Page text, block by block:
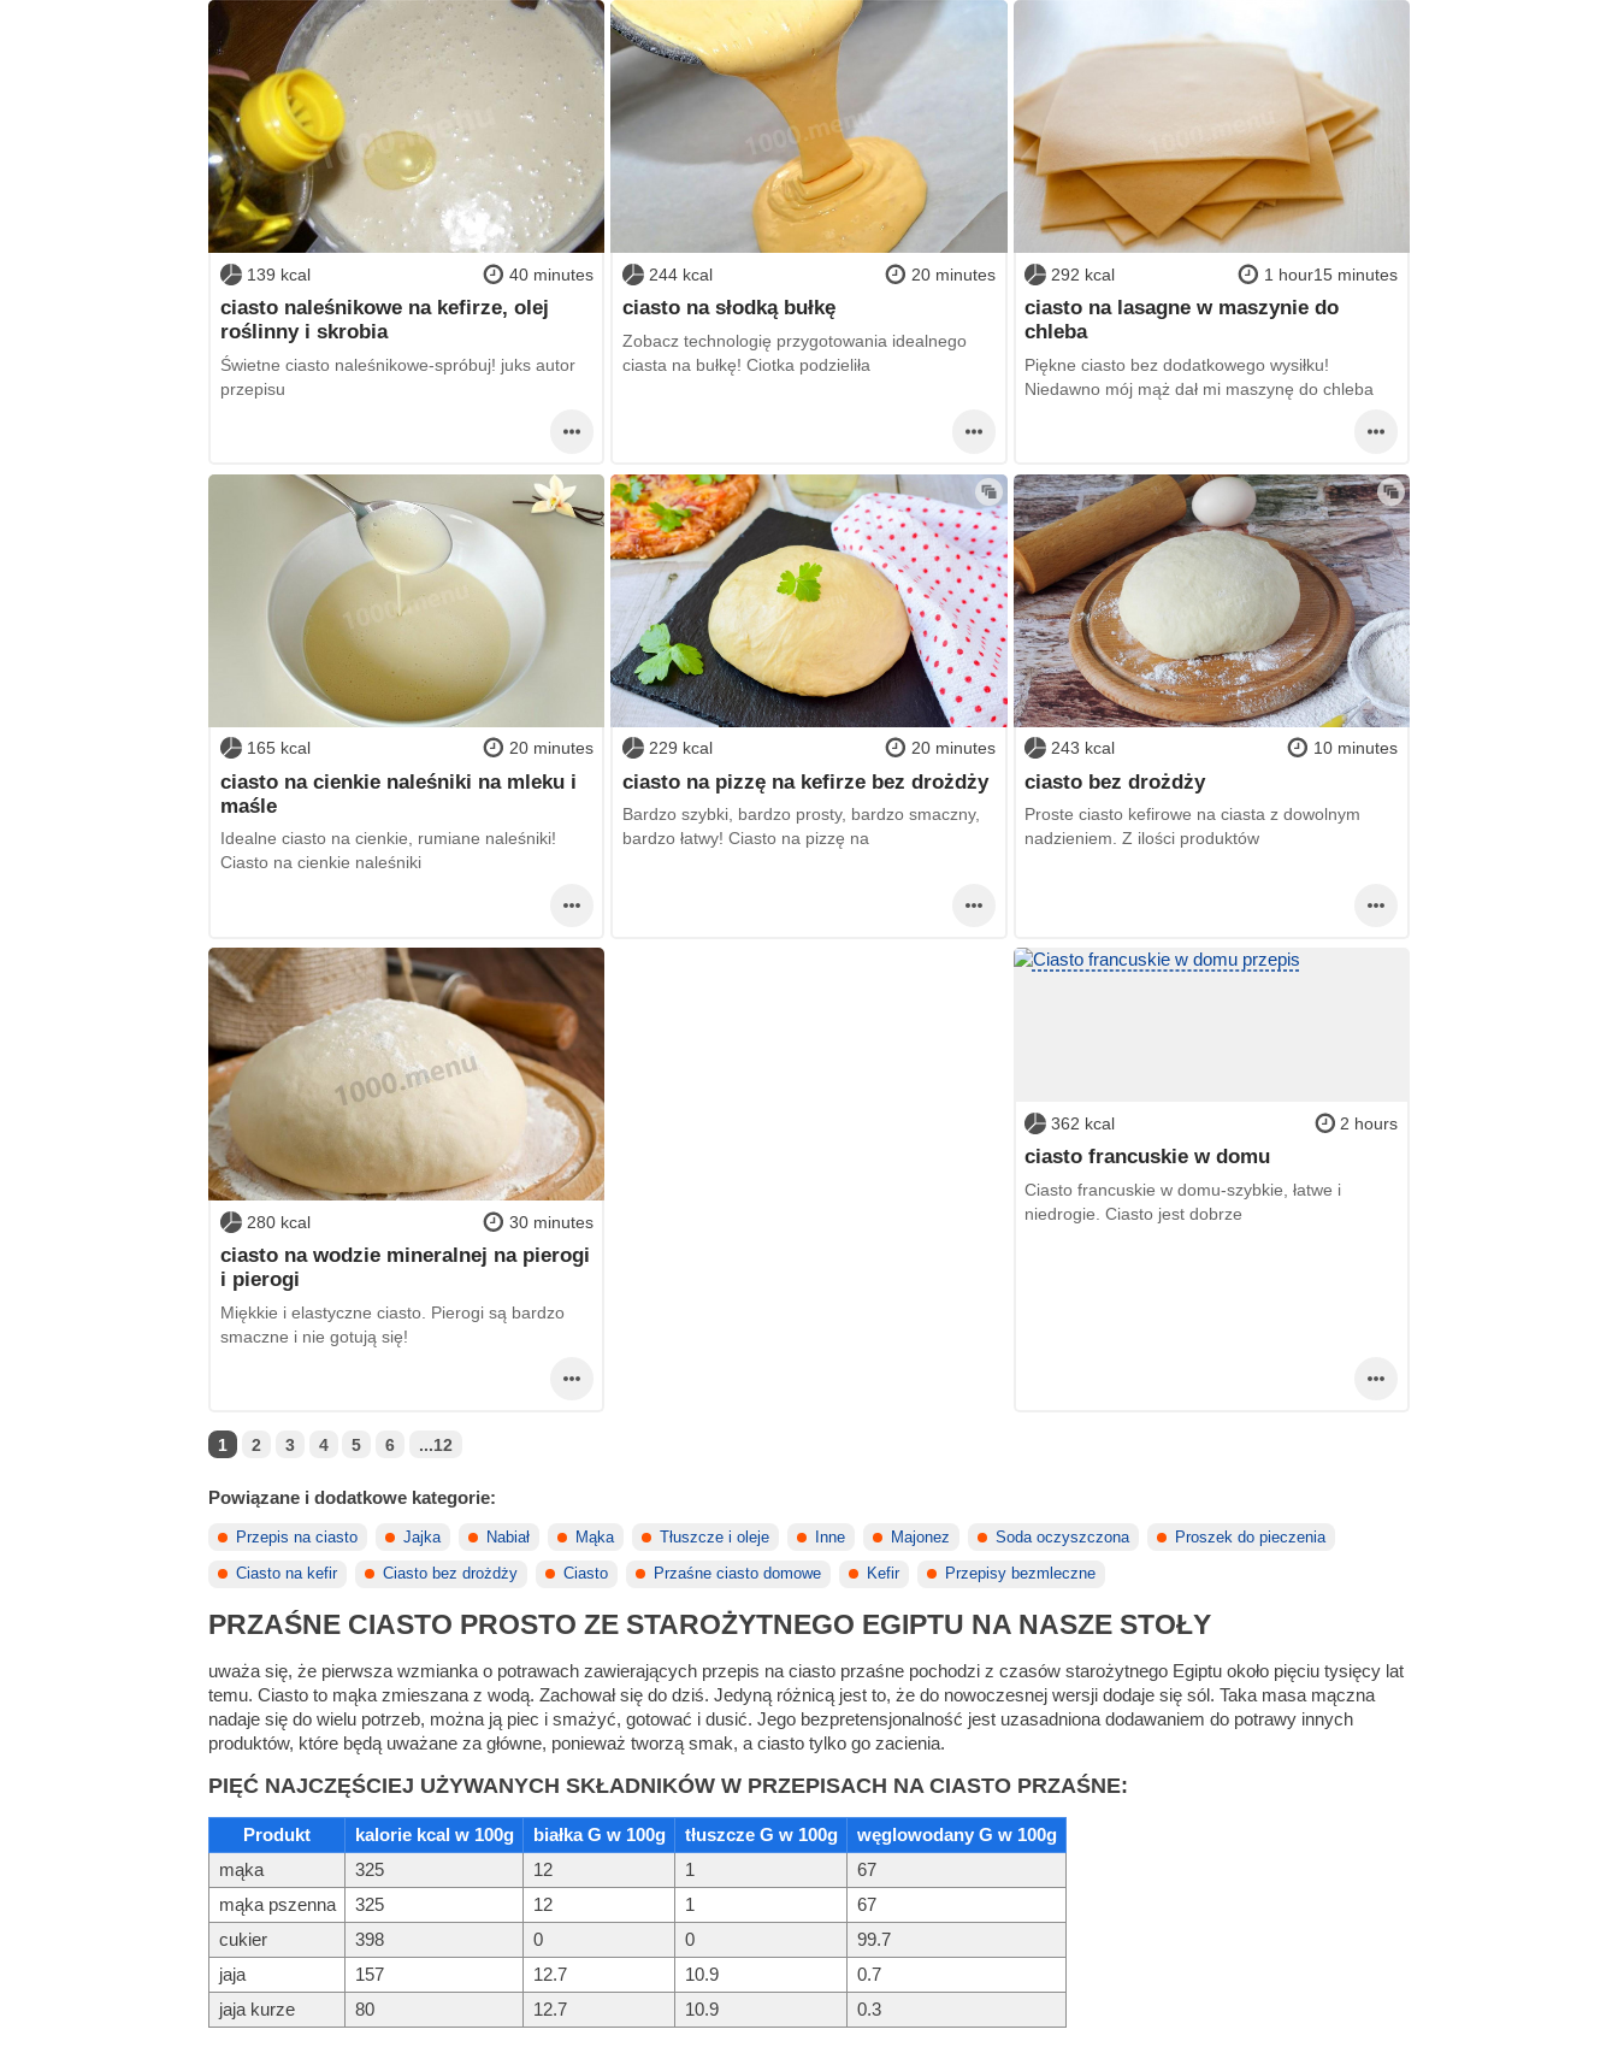
139 kcal 40 minutes
ciasto naleśnikowe na kefirze, olej
roślinny i skrobia
Świetne ciasto naleśnikowe-spróbuj! juks autor
przepisu
244 kcal 20 minutes
ciasto na słodką bułkę
Zobacz technologię przygotowania idealnego
ciasta na bułkę! Ciotka podzieliła
292 kcal 1 hour15 minutes
ciasto na lasagne w maszynie do
chleba
Piękne ciasto bez dodatkowego wysiłku!
Niedawno mój mąż dał mi maszynę do chleba
165 kcal 20 minutes
ciasto na cienkie naleśniki na mleku i
maśle
Idealne ciasto na cienkie, rumiane naleśniki!
Ciasto na cienkie naleśniki
229 kcal 20 minutes
ciasto na pizzę na kefirze bez drożdży
Bardzo szybki, bardzo prosty, bardzo smaczny,
bardzo łatwy! Ciasto na pizzę na
243 kcal 10 minutes
ciasto bez drożdży
Proste ciasto kefirowe na ciasta z dowolnym
nadzieniem. Z ilości produktów
280 kcal 30 minutes
ciasto na wodzie mineralnej na pierogi
i pierogi
Miękkie i elastyczne ciasto. Pierogi są bardzo
smaczne i nie gotują się!
362 kcal 2 hours
ciasto francuskie w domu
Ciasto francuskie w domu-szybkie, łatwe i
niedrogie. Ciasto jest dobrze
1 2 3 4 5 6 ...12
Powiązane i dodatkowe kategorie:
Przepis na ciasto Jajka Nabiał Mąka Tłuszcze i oleje Inne Majonez Soda oczyszczona Proszek do pieczenia
Ciasto na kefir Ciasto bez drożdży Ciasto Przaśne ciasto domowe Kefir Przepisy bezmleczne
PRZAŚNE CIASTO PROSTO ZE STAROŻYTNEGO EGIPTU NA NASZE STOŁY
uważa się, że pierwsza wzmianka o potrawach zawierających przepis na ciasto przaśne pochodzi z czasów starożytnego Egiptu około pięciu tysięcy lat
temu. Ciasto to mąka zmieszana z wodą. Zachował się do dziś. Jedyną różnicą jest to, że do nowoczesnej wersji dodaje się sól. Taka masa mączna
nadaje się do wielu potrzeb, można ją piec i smażyć, gotować i dusić. Jego bezpretensjonalność jest uzasadniona dodawaniem do potrawy innych
produktów, które będą uważane za główne, ponieważ tworzą smak, a ciasto tylko go zacienia.
PIĘĆ NAJCZĘŚCIEJ UŻYWANYCH SKŁADNIKÓW W PRZEPISACH NA CIASTO PRZAŚNE:
Produkt kalorie kcal w 100g białka G w 100g tłuszcze G w 100g
węglowodany G w 100g
mąka
325 12 1
67
mąka pszenna
325 12 1
67
cukier
398 0 0
99.7
jaja
157 12.7 10.9
0.7
jaja kurze
80 12.7 10.9 0.3